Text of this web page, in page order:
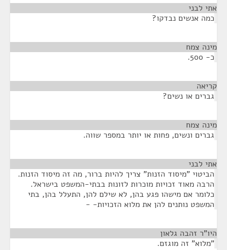
אתי לבני
כמה אנשים נבדקו?
מינה צמח
כ- 500.
קריאה
גברים או נשים?
מינה צמח
גברים ונשים, פחות או יותר במספר שווה.
אתי לבני
הביטוי "מיסוד הזנות" צריך להיות ברור, מה זה מיסוד הזנות.
הרבה מאוד זכויות מוכרות לזונות בבתי-המשפט בישראל.
כלומר אם מישהו פגע בהן, לא שילם להן, התעלל בהן, בתי
המשפט נותנים להן את מלוא הזכויות- -
היו"ר זהבה גלאון
"מלוא" זה מוגזם.